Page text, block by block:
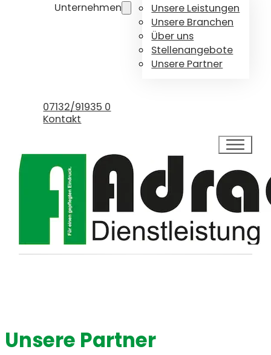
Unternehmen
Unsere Leistungen
Unsere Branchen
Über uns
Stellenangebote
Unsere Partner
07132/91935 0
Kontakt
Unsere Partner